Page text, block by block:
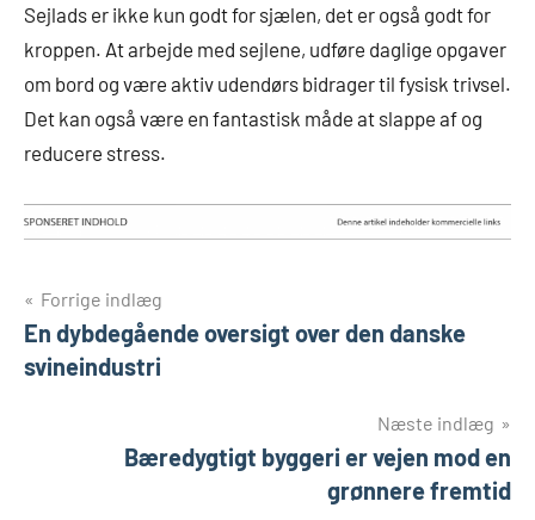
Sejlads er ikke kun godt for sjælen, det er også godt for
kroppen. At arbejde med sejlene, udføre daglige opgaver
om bord og være aktiv udendørs bidrager til fysisk trivsel.
Det kan også være en fantastisk måde at slappe af og
reducere stress.
Indlægsnavigation
Forrige indlæg
En dybdegående oversigt over den danske
svineindustri
Næste indlæg
Bæredygtigt byggeri er vejen mod en
grønnere fremtid